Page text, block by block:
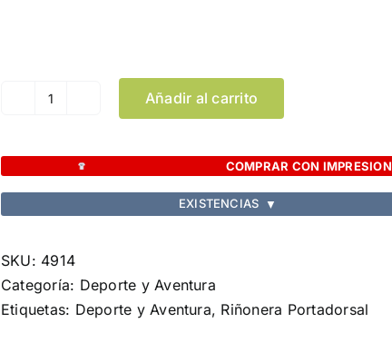
Riñonera
Rapik
cantidad
Añadir al carrito
COMPRAR CON IMPRESION
EXISTENCIAS ▼
SKU: 4914
Categoría: Deporte y Aventura
Etiquetas: Deporte y Aventura, Riñonera Portadorsal